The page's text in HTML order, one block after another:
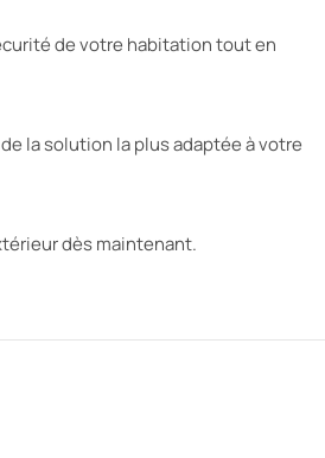
de votre habitation tout en
la solution la plus adaptée à votre
dès maintenant.